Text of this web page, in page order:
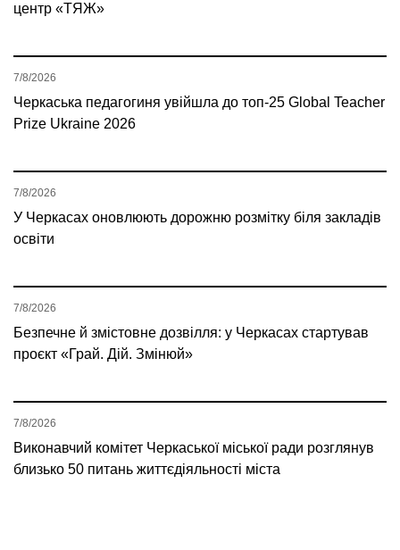
центр «ТЯЖ»
Черкаська педагогиня увійшла до топ-25 Global Teacher
Prize Ukraine 2026
7/8/2026
У Черкасах оновлюють дорожню розмітку біля закладів
освіти
7/8/2026
Безпечне й змістовне дозвілля: у Черкасах стартував
проєкт «Грай. Дій. Змінюй»
7/8/2026
Виконавчий комітет Черкаської міської ради розглянув
близько 50 питань життєдіяльності міста
7/8/2026